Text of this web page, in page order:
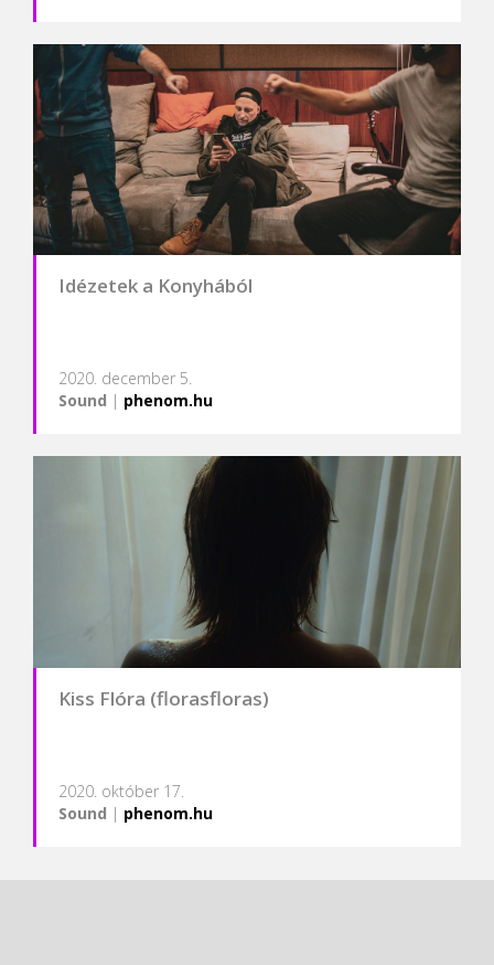
Idézetek a Konyhából
2020. december 5.
Sound | phenom.hu
Kiss Flóra (florasfloras)
2020. október 17.
Sound | phenom.hu